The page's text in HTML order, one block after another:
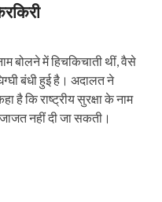
बोलने में हिचकिचाती थीं, वैसे
बंधी हुई है। अदालत ने
है कि राष्ट्रीय सुरक्षा के नाम
नहीं दी जा सकती।